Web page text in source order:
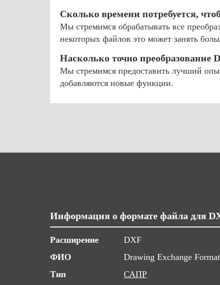
Сколько времени потребуется,
Мы стремимся обрабатывать все
некоторых файлов это может занять
Насколько точно преобразование
Мы стремимся предоставить лучший
добавляются новые функции.
Информация о формате файла для
Расширение
DXF
ФИО
Drawing Exchange Format
Тип
САПР